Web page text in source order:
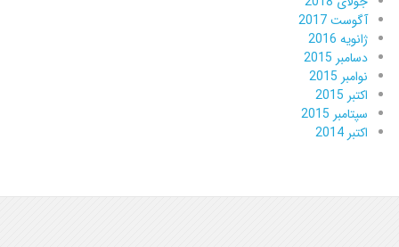
آگوست 2017
ژانویه 2016
دسامبر 2015
نوامبر 2015
اکتبر 2015
سپتامبر 2015
اکتبر 2014